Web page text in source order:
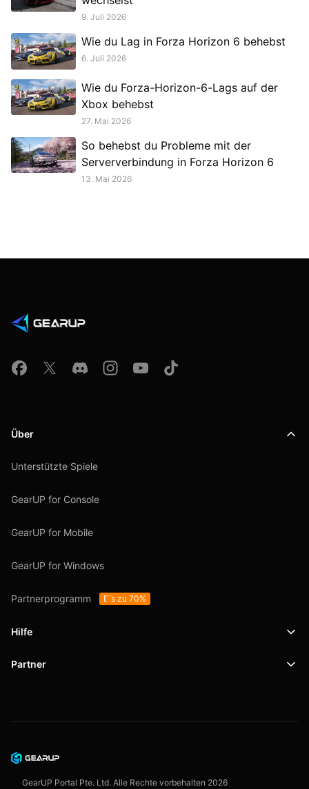
9. Juli 2026
Wie du Lag in Forza Horizon 6 behebst
6. Juli 2026
Wie du Forza-Horizon-6-Lags auf der
Xbox behebst
27. Mai 2026
So behebst du Probleme mit der
Serververbindung in Forza Horizon 6
13. Mai 2026
Über
Unterstützte Spiele
GearUP for Console
GearUP for Mobile
GearUP for Windows
Partnerprogramm Bis zu 70%
Hilfe
Support
Nutzungsbedingungen
Partner
GearUP Portal Pte. Ltd. Alle Rechte vorbehalten 2026